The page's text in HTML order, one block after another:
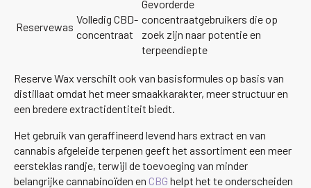
Reservewas
Volledig CBD-
concentraat
Gevorderde
concentraatgebruikers die op
zoek zijn naar potentie en
terpeendiepte
Reserve Wax verschilt ook van basisformules op basis van
distillaat omdat het meer smaakkarakter, meer structuur en
een bredere extractidentiteit biedt.
Het gebruik van geraffineerd levend hars extract en van
cannabis afgeleide terpenen geeft het assortiment een meer
eersteklas randje, terwijl de toevoeging van minder
belangrijke cannabinoïden en CBG helpt het te onderscheiden